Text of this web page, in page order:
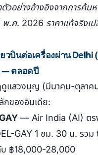
วอย่างอ้างอิงจากการค้น
พ.ค. 2026 ราคาแท้จริงเ
วบินต่อเครื่องผ่าน Delhi
— ตลอดปี
ดูแสวงบุญ (มีนาคม-ตุลาค
กของอินเดีย:
— Air India (AI) ตร
GAY 1 ชม. 30 น. รว
บ ฿18,000-28,000